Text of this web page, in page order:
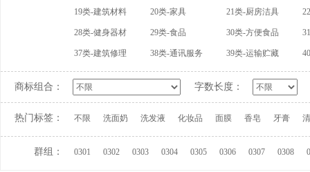
19类-建筑材料 20类-家具 21类-厨房洁具
28类-健身器材 29类-食品 30类-方便食品
37类-建筑修理 38类-通讯服务 39类-运输贮藏
商标组合： 字数长度：
热门标签： 不限 洗面奶 洗发液 化妆品 面膜 香皂 牙膏
群组： 0301 0302 0303 0304 0305 0306 0307 0308